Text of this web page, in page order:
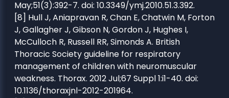
May;51(3):392-7. doi: 10.3349/ymj.2010.51.3.392.
[8] Hull J, Aniapravan R, Chan E, Chatwin M, Forton
J, Gallagher J, Gibson N, Gordon J, Hughes I,
McCulloch R, Russell RR, Simonds A. British
Thoracic Society guideline for respiratory
management of children with neuromuscular
weakness. Thorax. 2012 Jul;67 Suppl 1:i1-40. doi:
10.1136/thoraxjnl-2012-201964.